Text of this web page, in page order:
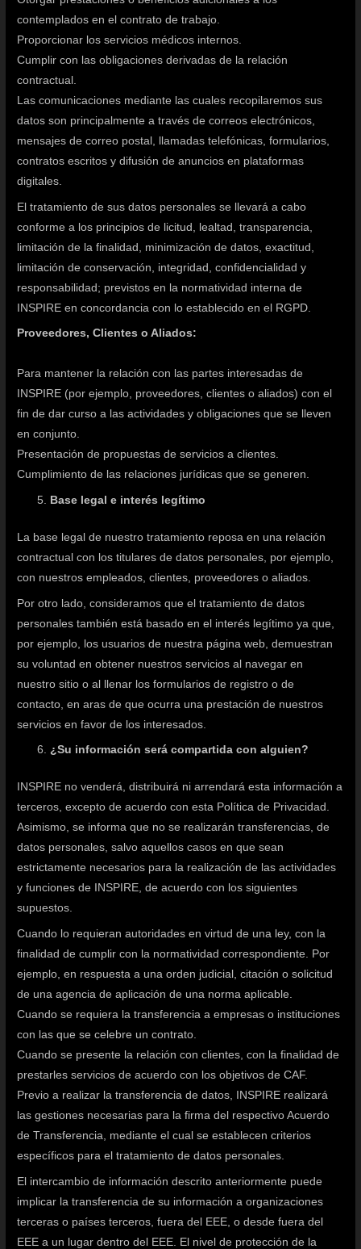
contemplados en el contrato de trabajo.
Proporcionar los servicios médicos internos.
Cumplir con las obligaciones derivadas de la relación
contractual.
Las comunicaciones mediante las cuales recopilaremos sus
datos son principalmente a través de correos electrónicos,
mensajes de correo postal, llamadas telefónicas, formularios,
contratos escritos y difusión de anuncios en plataformas
digitales.
El tratamiento de sus datos personales se llevará a cabo
conforme a los principios de licitud, lealtad, transparencia,
limitación de la finalidad, minimización de datos, exactitud,
limitación de conservación, integridad, confidencialidad y
responsabilidad; previstos en la normatividad interna de
INSPIRE en concordancia con lo establecido en el RGPD.
Proveedores, Clientes o Aliados:
Para mantener la relación con las partes interesadas de
INSPIRE (por ejemplo, proveedores, clientes o aliados) con el
fin de dar curso a las actividades y obligaciones que se lleven
en conjunto.
Presentación de propuestas de servicios a clientes.
Cumplimiento de las relaciones jurídicas que se generen.
Base legal e interés legítimo
La base legal de nuestro tratamiento reposa en una relación
contractual con los titulares de datos personales, por ejemplo,
con nuestros empleados, clientes, proveedores o aliados.
Por otro lado, consideramos que el tratamiento de datos
personales también está basado en el interés legítimo ya que,
por ejemplo, los usuarios de nuestra página web, demuestran
su voluntad en obtener nuestros servicios al navegar en
nuestro sitio o al llenar los formularios de registro o de
contacto, en aras de que ocurra una prestación de nuestros
servicios en favor de los interesados.
¿Su información será compartida con alguien?
INSPIRE no venderá, distribuirá ni arrendará esta información a
terceros, excepto de acuerdo con esta Política de Privacidad.
Asimismo, se informa que no se realizarán transferencias, de
datos personales, salvo aquellos casos en que sean
estrictamente necesarios para la realización de las actividades
y funciones de INSPIRE, de acuerdo con los siguientes
supuestos.
Cuando lo requieran autoridades en virtud de una ley, con la
finalidad de cumplir con la normatividad correspondiente. Por
ejemplo, en respuesta a una orden judicial, citación o solicitud
de una agencia de aplicación de una norma aplicable.
Cuando se requiera la transferencia a empresas o instituciones
con las que se celebre un contrato.
Cuando se presente la relación con clientes, con la finalidad de
prestarles servicios de acuerdo con los objetivos de CAF.
Previo a realizar la transferencia de datos, INSPIRE realizará
las gestiones necesarias para la firma del respectivo Acuerdo
de Transferencia, mediante el cual se establecen criterios
específicos para el tratamiento de datos personales.
El intercambio de información descrito anteriormente puede
implicar la transferencia de su información a organizaciones
terceras o países terceros, fuera del EEE, o desde fuera del
EEE a un lugar dentro del EEE. El nivel de protección de la